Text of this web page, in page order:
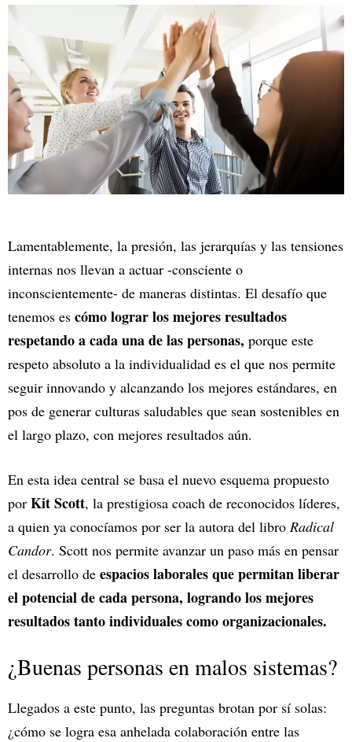
Lamentablemente, la presión, las jerarquías y las tensiones
internas nos llevan a actuar -consciente o
inconscientemente- de maneras distintas. El desafío que
tenemos es cómo lograr los mejores resultados
respetando a cada una de las personas, porque este
respeto absoluto a la individualidad es el que nos permite
seguir innovando y alcanzando los mejores estándares, en
pos de generar culturas saludables que sean sostenibles en
el largo plazo, con mejores resultados aún.
En esta idea central se basa el nuevo esquema propuesto
por Kit Scott, la prestigiosa coach de reconocidos líderes,
a quien ya conocíamos por ser la autora del libro Radical
Candor. Scott nos permite avanzar un paso más en pensar
el desarrollo de espacios laborales que permitan liberar
el potencial de cada persona, logrando los mejores
resultados tanto individuales como organizacionales.
¿Buenas personas en malos sistemas?
Llegados a este punto, las preguntas brotan por sí solas:
¿cómo se logra esa anhelada colaboración entre las